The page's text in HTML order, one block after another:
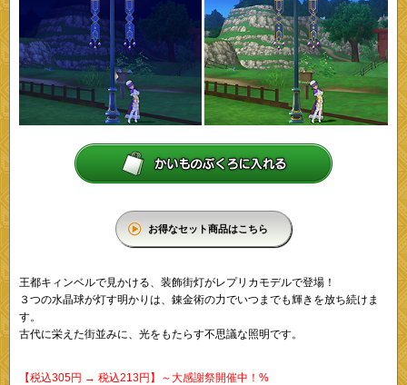
お得なセット商品はこちら
王都キィンベルで見かける、装飾街灯がレプリカモデルで登場！
３つの水晶球が灯す明かりは、錬金術の力でいつまでも輝きを放ち続けま
す。
古代に栄えた街並みに、光をもたらす不思議な照明です。
【税込305円 → 税込213円】～大感謝祭開催中！%